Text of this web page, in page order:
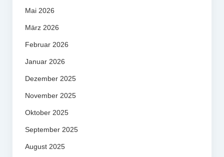
Mai 2026
März 2026
Februar 2026
Januar 2026
Dezember 2025
November 2025
Oktober 2025
September 2025
August 2025